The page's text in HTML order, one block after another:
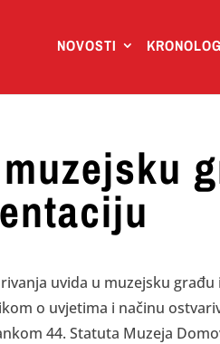
NOVOSTI
uvida u muzejsku
o uvjetima i načinu
44. Statuta Muzeja